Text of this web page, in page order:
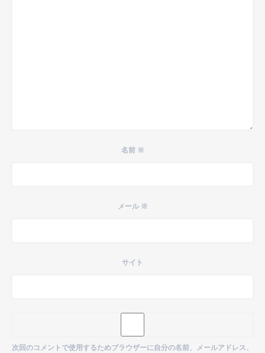
名前 ※
メール ※
サイト
次回のコメントで使用するためブラウザーに自分の名前、メールアドレス、